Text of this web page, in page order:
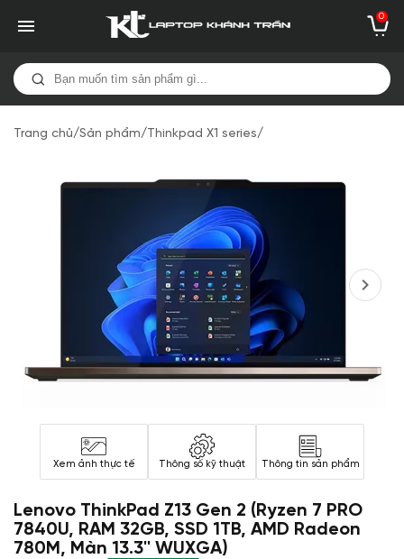
0
Trang chủ/Sản phẩm/Thinkpad X1 series/
Xem ảnh thực tế Thông số kỹ thuật Thông tin sản phẩm
Lenovo ThinkPad Z13 Gen 2 (Ryzen 7 PRO
7840U, RAM 32GB, SSD 1TB, AMD Radeon
780M, Màn 13.3'' WUXGA)